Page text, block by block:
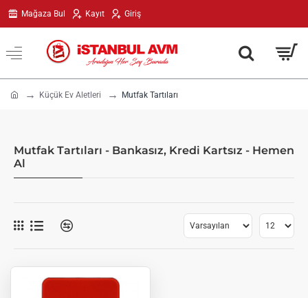
Mağaza Bul Kayıt Giriş
Küçük Ev Aletleri Mutfak Tartıları
Mutfak Tartıları - Bankasız, Kredi Kartsız - Hemen
Al